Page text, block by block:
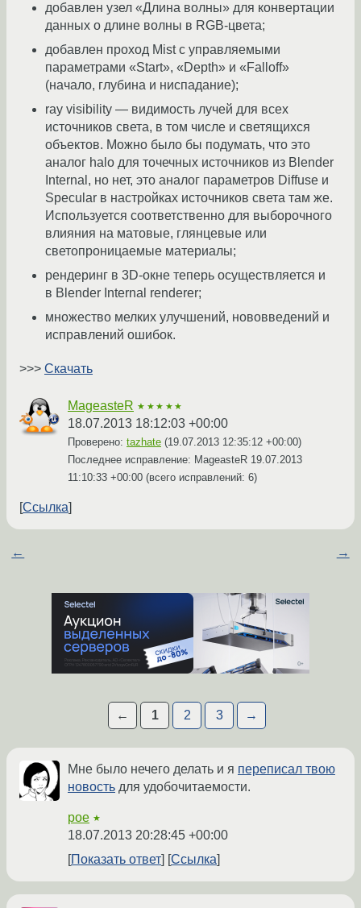
добавлен узел «Длина волны» для конвертации
данных о длине волны в RGB-цвета;
добавлен проход Mist с управляемыми
параметрами «Start», «Depth» и «Falloff»
(начало, глубина и ниспадание);
ray visibility — видимость лучей для всех
источников света, в том числе и светящихся
объектов. Можно было бы подумать, что это
аналог halo для точечных источников из Blender
Internal, но нет, это аналог параметров Diffuse и
Specular в настройках источников света там же.
Используется соответственно для выборочного
влияния на матовые, глянцевые или
светопроницаемые материалы;
рендеринг в 3D-окне теперь осуществляется и
в Blender Internal renderer;
множество мелких улучшений, нововведений и
исправлений ошибок.
>>> Скачать
MageasteR ★★★★★
18.07.2013 18:12:03 +00:00
Проверено: tazhate (19.07.2013 12:35:12 +00:00)
Последнее исправление: MageasteR 19.07.2013
11:10:33 +00:00 (всего исправлений: 6)
Ссылка
← →
← 1 2 3 →
Мне было нечего делать и я переписал твою
новость для удобочитаемости.
poe ★
18.07.2013 20:28:45 +00:00
Показать ответ
Ссылка